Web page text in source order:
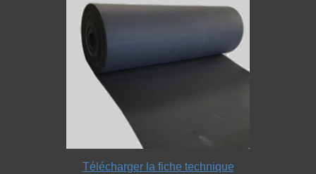
Télécharger la fiche technique